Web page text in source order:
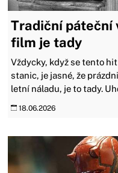
Tradiční
film je tady
Vždycky, když se tento
stanic, je jasné, že
letní náladu, je to tady.
18.06.2026